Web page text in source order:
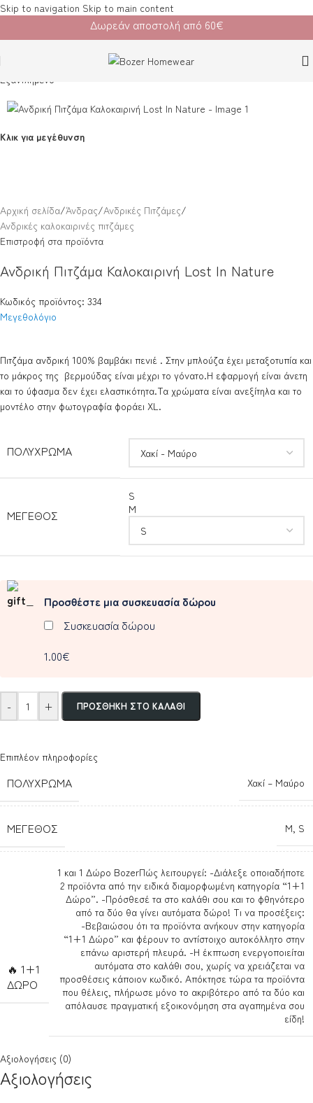
Skip to navigation Skip to main content
Δωρεάν αποστολή από 60€
Εξαντλημένο
Κλικ για μεγέθυνση
Αρχική σελίδα/Άνδρας/Ανδρικές Πιτζάμες/
Ανδρικές καλοκαιρινές πιτζάμες
Επιστροφή στα προϊόντα
Ανδρική Πιτζάμα Καλοκαιρινή Lost In Nature
Κωδικός προϊόντος: 334
Μεγεθολόγιο
Πιτζάμα ανδρική 100% βαμβάκι πενιέ . Στην μπλούζα έχει μεταξοτυπία και
το μάκρος της βερμούδας είναι μέχρι το γόνατο.Η εφαρμογή είναι άνετη
και το ύφασμα δεν έχει ελαστικότητα.Τα χρώματα είναι ανεξίτηλα και το
μοντέλο στην φωτογραφία φοράει XL.
ΠΟΛΎΧΡΩΜΑ
ΜΈΓΕΘΟΣ
S
M
Προσθέστε μια συσκευασία δώρου
Συσκευασία δώρου
1.00€
- + ΠΡΟΣΘΉΚΗ ΣΤΟ ΚΑΛΆΘΙ
Επιπλέον πληροφορίες
ΠΟΛΎΧΡΩΜΑ Χακί – Μαύρο
ΜΈΓΕΘΟΣ M, S
🔥 1+1
ΔΩΡΟ
1 και 1 Δώρο BozerΠώς λειτουργεί: -Διάλεξε οποιαδήποτε
2 προϊόντα από την ειδικά διαμορφωμένη κατηγορία “1+1
Δώρο”. -Πρόσθεσέ τα στο καλάθι σου και το φθηνότερο
από τα δύο θα γίνει αυτόματα δώρο! Τι να προσέξεις:
-Βεβαιώσου ότι τα προϊόντα ανήκουν στην κατηγορία
“1+1 Δώρο” και φέρουν το αντίστοιχο αυτοκόλλητο στην
επάνω αριστερή πλευρά. -Η έκπτωση ενεργοποιείται
αυτόματα στο καλάθι σου, χωρίς να χρειάζεται να
προσθέσεις κάποιον κωδικό. Απόκτησε τώρα τα προϊόντα
που θέλεις, πλήρωσε μόνο το ακριβότερο από τα δύο και
απόλαυσε πραγματική εξοικονόμηση στα αγαπημένα σου
είδη!
Αξιολογήσεις (0)
Αξιολογήσεις